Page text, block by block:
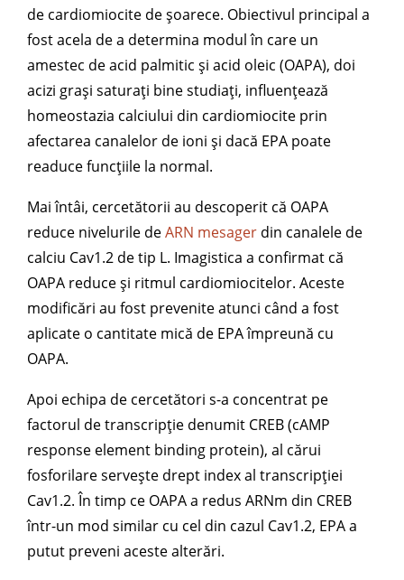
de cardiomiocite de șoarece. Obiectivul principal a
fost acela de a determina modul în care un
amestec de acid palmitic și acid oleic (OAPA), doi
acizi grași saturați bine studiați, influențează
homeostazia calciului din cardiomiocite prin
afectarea canalelor de ioni și dacă EPA poate
readuce funcțiile la normal.
Mai întâi, cercetătorii au descoperit că OAPA
reduce nivelurile deARN mesager din canalele de
calciu Cav1.2 de tip L. Imagistica a confirmat că
OAPA reduce și ritmul cardiomiocitelor. Aceste
modificări au fost prevenite atunci când a fost
aplicate o cantitate mică de EPA împreună cu
OAPA.
Apoi echipa de cercetători s-a concentrat pe
factorul de transcripție denumit CREB (cAMP
response element binding protein), al cărui
fosforilare servește drept index al transcripției
Cav1.2. În timp ce OAPA a redus ARNm din CREB
într-un mod similar cu cel din cazul Cav1.2, EPA a
putut preveni aceste alterări.